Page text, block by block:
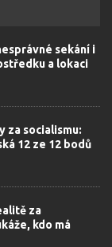
sekání i
a lokaci
za socialismu:
12 ze 12 bodů
za
kdo má